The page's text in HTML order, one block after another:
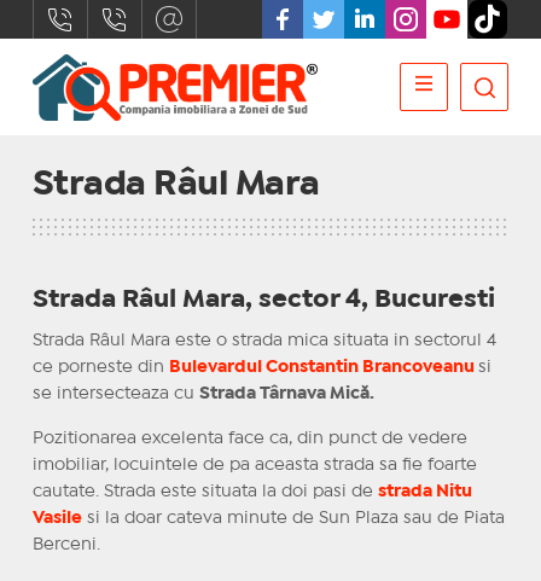
Strada Râul Mara
Strada Râul Mara, sector 4, Bucuresti
Strada Râul Mara este o strada mica situata in sectorul 4
ce porneste din
Bulevardul Constantin Brancoveanu si
se intersecteaza cu Strada Târnava Mică.
Pozitionarea excelenta face ca, din punct de vedere
imobiliar, locuintele de pa aceasta strada sa fie foarte
cautate. Strada este situata la doi pasi de strada Nitu
Vasilesi la doar cateva minute de Sun Plaza sau de Piata
Berceni.